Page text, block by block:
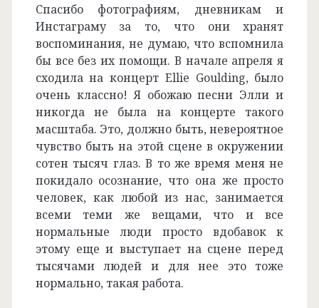
Спасибо фотографиям, дневникам и
Инстаграму за то, что они хранят
воспоминания, не думаю, что вспомнила
бы все без их помощи. В начале апреля я
сходила на концерт Ellie Goulding, было
очень классно! Я обожаю песни Элли и
никогда не была на концерте такого
масштаба. Это, должно быть, невероятное
чувство быть на этой сцене в окружении
сотен тысяч глаз. В то же время меня не
покидало осознание, что она же просто
человек, как любой из нас, занимается
всеми теми же вещами, что и все
нормальные люди просто вдобавок к
этому еще и выступает на сцене перед
тысячами людей и для нее это тоже
нормально, такая работа.